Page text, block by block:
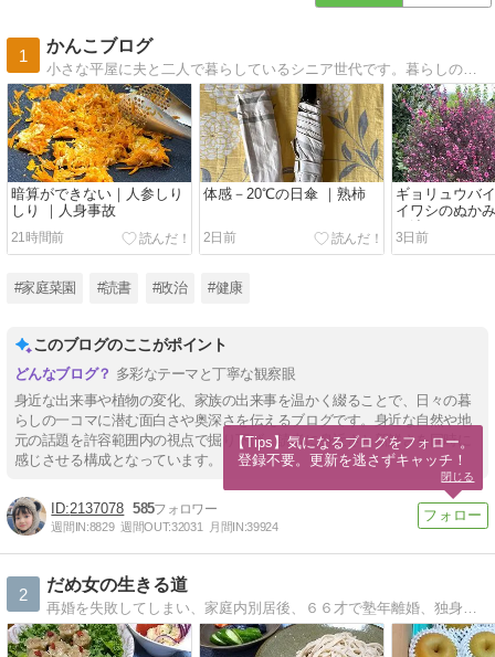
1
かんこブログ
小さな平屋に夫と二人で暮らしているシニア世代です。暮らしの中で感じたこと、家庭菜園のことなど綴っています。
暗算ができない｜人参しり
しり ｜人身事故
21時間前
体感－20℃の日傘 ｜熟柿
2日前
ギョリュウバ
イワシのぬか
が沈む
3日前
#家庭菜園 #読書 #政治 #健康
このブログのここがポイント
多彩なテーマと丁寧な観察眼
身近な出来事や植物の変化、家族の出来事を温かく綴ることで、日々の暮
らしの一コマに潜む面白さや奥深さを伝えるブログです。身近な自然や地
元の話題を許容範囲内の視点で掘り下げ、読者に身近さと新鮮さを同時に
感じさせる構成となっています。
2137078 585
週間IN:8829 週間OUT:32031 月間IN:39924
2
だめ女の生きる道
【Tips】気になるブログをフォロー。
登録不要。更新を逃さずキャッチ！
閉じる